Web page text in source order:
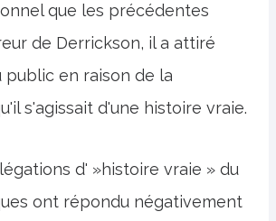
que les précédentes
de Derrickson, il a attiré
public en raison de la
s'agissait d'une histoire vraie.
d' »histoire vraie » du
ont répondu négativement